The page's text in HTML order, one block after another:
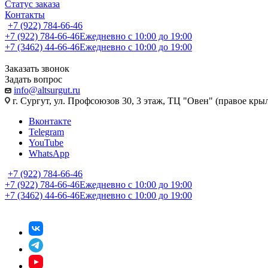
Статус заказа
Контакты
+7 (922) 784-66-46
+7 (922) 784-66-46Ежедневно с 10:00 до 19:00
+7 (3462) 44-66-46Ежедневно с 10:00 до 19:00
Заказать звонок
Задать вопрос
info@altsurgut.ru
г. Сургут, ул. Профсоюзов 30, 3 этаж, ТЦ "Овен" (правое
Вконтакте
Telegram
YouTube
WhatsApp
+7 (922) 784-66-46
+7 (922) 784-66-46Ежедневно с 10:00 до 19:00
+7 (3462) 44-66-46Ежедневно с 10:00 до 19:00